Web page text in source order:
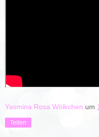
Yasmina Rosa Wölkchen um
Teilen